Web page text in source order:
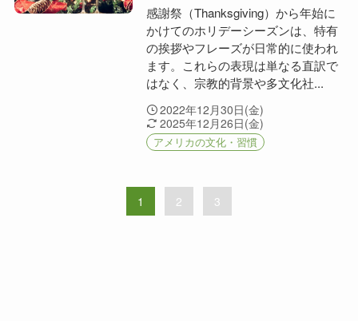
感謝祭（Thanksgiving）から年始に
かけてのホリデーシーズンは、特有
の挨拶やフレーズが日常的に使われ
ます。これらの表現は単なる直訳で
はなく、宗教的背景や多文化社...
2022年12月30日(金)
2025年12月26日(金)
アメリカの文化・習慣
1 2 3